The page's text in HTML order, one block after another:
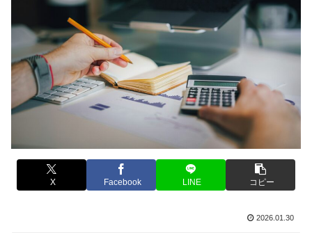
X Facebook LINE コピー
2026.01.30